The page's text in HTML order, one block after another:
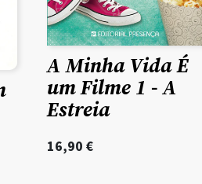
A Minha Vida É
um Filme 1 - A
Estreia
16,90 €